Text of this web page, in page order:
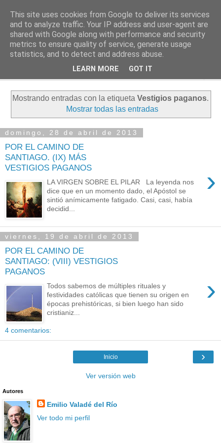
PASEANTE SILENCIOSO
Blog personal de Emilio Valadé del Río
Mostrando entradas con la etiqueta Vestigios paganos.
Mostrar todas las entradas
domingo, 28 de abril de 2013
POR EL CAMINO DE
SANTIAGO. (IX) MÁS
VESTIGIOS PAGANOS
›
LA VIRGEN SOBRE EL PILAR La leyenda nos
dice que en un momento dado, el Apóstol se
sintió anímicamente fatigado. Casi, casi, había
decidid...
viernes, 19 de abril de 2013
POR EL CAMINO DE
SANTIAGO: (VIII) VESTIGIOS
PAGANOS
›
Todos sabemos de múltiples rituales y
festividades católicas que tienen su origen en
épocas prehistóricas, si bien luego han sido
cristianiz...
4 comentarios:
›
Inicio
Ver versión web
Autores
Emilio Valadé del Río
Ver todo mi perfil
This site uses cookies from Google to deliver its services
and to analyze traffic. Your IP address and user-agent are
shared with Google along with performance and security
metrics to ensure quality of service, generate usage
statistics, and to detect and address abuse.
LEARN MORE GOT IT